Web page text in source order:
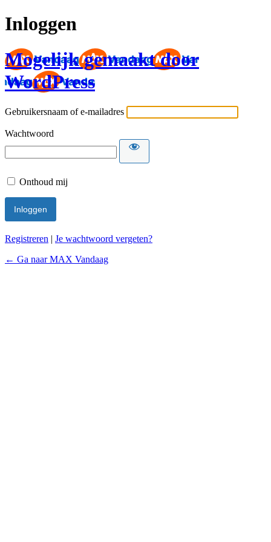
Inloggen
Mogelijk gemaakt door
WordPress
Gebruikersnaam of e-mailadres
Wachtwoord
Onthoud mij
Registreren | Je wachtwoord vergeten?
← Ga naar MAX Vandaag